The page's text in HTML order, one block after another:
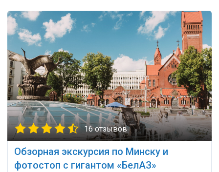
16 отзывов
Обзорная экскурсия по Минску и
фотостоп с гигантом «БелАЗ»